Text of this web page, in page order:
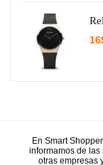
En Smart
informamos de las
otras empresas